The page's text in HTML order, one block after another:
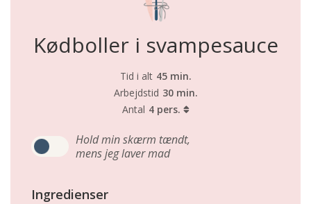
Kødboller i svampesauce
Tid i alt 45 min.
Arbejdstid 30 min.
Antal 4 pers.
Hold min skærm tændt,
mens jeg laver mad
Ingredienser